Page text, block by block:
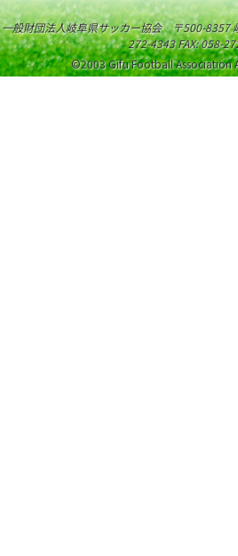
一般財団法人岐阜県サッカー協会 〒500-8357
272-4343 FAX: 058-
©2003 Gifu Football Association